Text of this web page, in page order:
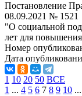
Постановление
08.09.2021 № 1521
"О социальной
лет для
Номер
Дата
1 10 20 50 ВСЕ
1 ... 4 5 6 7 8 9 10 ...